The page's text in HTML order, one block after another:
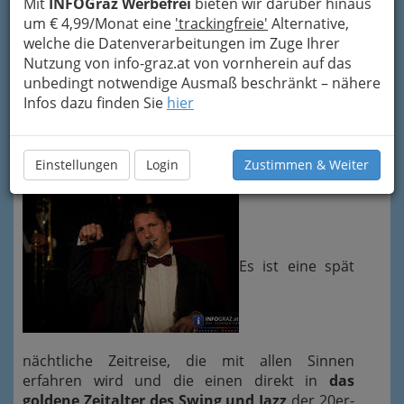
um € 4,99/Monat eine 'trackingfreie' Alternative,
welche die Datenverarbeitungen im Zuge Ihrer
Nutzung von info-graz.at von vornherein auf das
unbedingt notwendige Ausmaß beschränkt – nähere
Infos dazu finden Sie hier
Einstellungen Login Zustimmen & Weiter
WennEddie Luis und die Gnadenlosen
Publikum mit auf eine fantastische Reise durch
Raum und Zeit.
Es ist eine spät
nächtliche Zeitreise, die mit allen Sinnen
erfahren wird und die einen direkt in das